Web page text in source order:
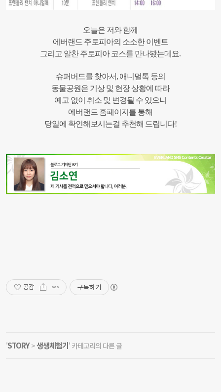
오늘은 저와 함께
에버랜드 주토피아의 소소한 이벤트
그리고 알찬 주토피아 코스를 만나봤는데요.
슈퍼버드를 찾아서, 애니멀톡 등의
동물공원은 기상 및 현장 상황에 따라
예고 없이 취소 및 변경될 수 있으니
에버랜드 홈페이지를 통해
당일에 확인해보시는걸 추천해 드립니다!
공감 구독하기
'STORY>생생체험기' 카테고리의 다른 글